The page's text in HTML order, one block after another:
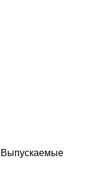
Выпускаемые